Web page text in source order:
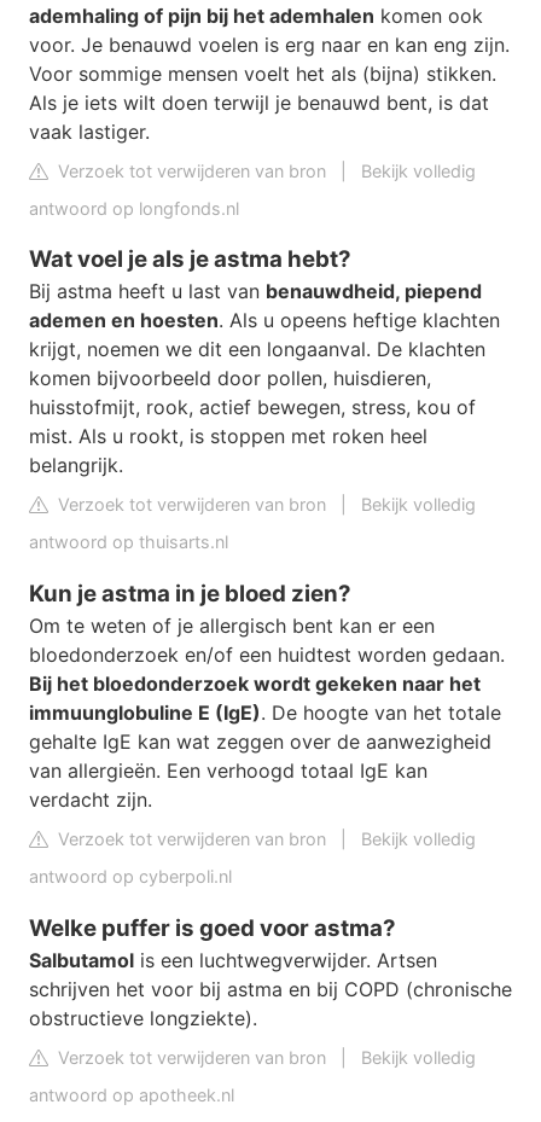
ademhaling of pijn bij het ademhalen komen ook
voor. Je benauwd voelen is erg naar en kan eng zijn.
Voor sommige mensen voelt het als (bijna) stikken.
Als je iets wilt doen terwijl je benauwd bent, is dat
vaak lastiger.
Verzoek tot verwijderen van bron
Bekijk volledig
antwoord op longfonds.nl
Wat voel je als je astma hebt?
Bij astma heeft u last van benauwdheid, piepend
ademen en hoesten. Als u opeens heftige klachten
krijgt, noemen we dit een longaanval. De klachten
komen bijvoorbeeld door pollen, huisdieren,
huisstofmijt, rook, actief bewegen, stress, kou of
mist. Als u rookt, is stoppen met roken heel
belangrijk.
Verzoek tot verwijderen van bron
Bekijk volledig
antwoord op thuisarts.nl
Kun je astma in je bloed zien?
Om te weten of je allergisch bent kan er een
bloedonderzoek en/of een huidtest worden gedaan.
Bij het bloedonderzoek wordt gekeken naar het
immuunglobuline E (IgE). De hoogte van het totale
gehalte IgE kan wat zeggen over de aanwezigheid
van allergieën. Een verhoogd totaal IgE kan
verdacht zijn.
Verzoek tot verwijderen van bron
Bekijk volledig
antwoord op cyberpoli.nl
Welke puffer is goed voor astma?
Salbutamol is een luchtwegverwijder. Artsen
schrijven het voor bij astma en bij COPD (chronische
obstructieve longziekte).
Verzoek tot verwijderen van bron
Bekijk volledig
antwoord op apotheek.nl